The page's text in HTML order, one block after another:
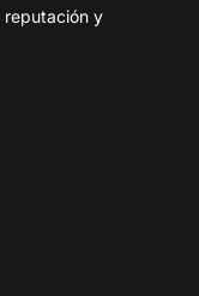
reputación y